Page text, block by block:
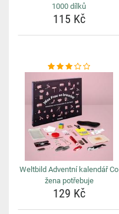
1000 dílků
115 Kč
Weltbild Adventní kalendář Co
žena potřebuje
129 Kč